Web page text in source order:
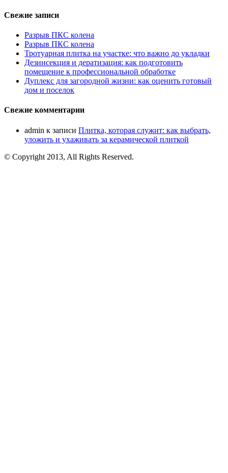
Свежие записи
Разрыв ПКС колена
Разрыв ПКС колена
Тротуарная плитка на участке: что важно до укладки
Дезинсекция и дератизация: как подготовить
помещение к профессиональной обработке
Дуплекс для загородной жизни: как оценить готовый
дом и поселок
Свежие комментарии
admin к записи Плитка, которая служит: как выбрать,
уложить и ухаживать за керамической плиткой
© Copyright 2013, All Rights Reserved.